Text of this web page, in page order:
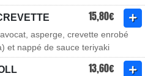
15,80€
asperge, crevette enrobé
et nappé de sauce teriyaki
13,60€